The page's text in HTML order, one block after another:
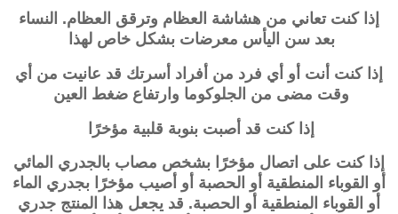
إذا كنت تعاني من هشاشة العظام وترقق العظام. النساء
بعد سن اليأس معرضات بشكل خاص لهذا
إذا كنت أنت أو أي فرد من أفراد أسرتك قد عانيت من أي
وقت مضى من الجلوكوما وارتفاع ضغط العين
إذا كنت قد أصبت بنوبة قلبية مؤخرًا
إذا كنت على اتصال مؤخرًا بشخص مصاب بالجدري المائي
أو القوباء المنطقية أو الحصبة أو أصيب مؤخرًا بجدري الماء
أو القوباء المنطقية أو الحصبة. قد يجعل هذا المنتج جدري